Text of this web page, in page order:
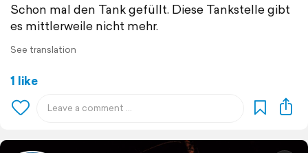
Schon mal den Tank gefüllt. Diese Tankstelle gibt
es mittlerweile nicht mehr.
See translation
1 like